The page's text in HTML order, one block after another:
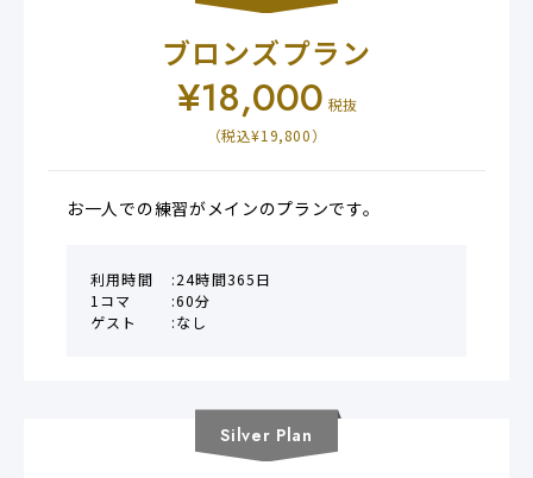
ブロンズプラン
¥18,000 税抜
（税込¥19,800）
お一人での練習がメインのプランです。
利用時間
24時間365日
1コマ
60分
ゲスト
なし
Silver Plan